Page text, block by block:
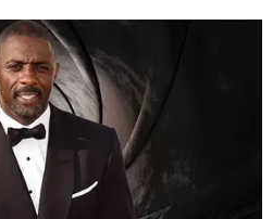
é um espaço
e um dos locais
turistas que